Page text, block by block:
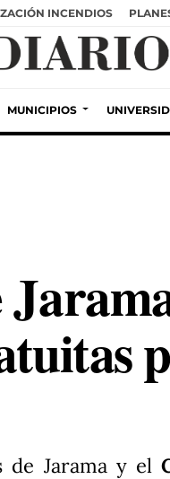
INCENDIOS
MUNICIPIOS
de Jarama y el